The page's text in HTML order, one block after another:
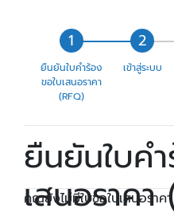
ยืนยันใบคำร้อง
ขอใบเสนอราคา
(RFQ)
เข้าสู่ระบบ
ยืนยันใบค
เสนอราคา
คุณยังไม่มีใบขอใบเสนอราค